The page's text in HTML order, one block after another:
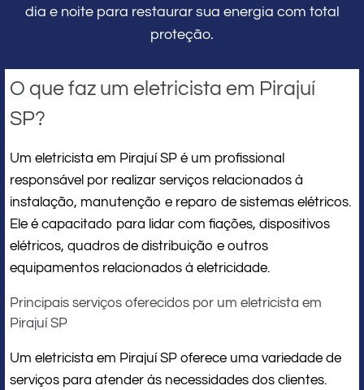
dia e noite para restaurar sua energia com total
proteção.
O que faz um eletricista em Pirajuí
SP?
Um eletricista em Pirajuí SP é um profissional
responsável por realizar serviços relacionados à
instalação, manutenção e reparo de sistemas elétricos.
Ele é capacitado para lidar com fiações, dispositivos
elétricos, quadros de distribuição e outros
equipamentos relacionados à eletricidade.
Principais serviços oferecidos por um eletricista em
Pirajuí SP
Um eletricista em Pirajuí SP oferece uma variedade de
serviços para atender às necessidades dos clientes.